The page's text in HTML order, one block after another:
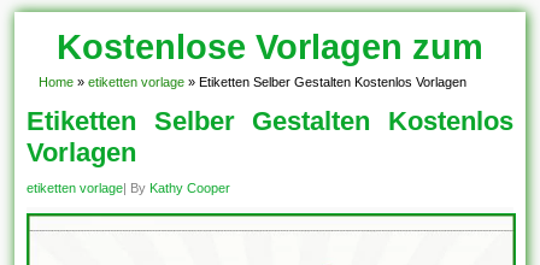
Kostenlose Vorlagen zum
Download!
Home » etiketten vorlage » Etiketten Selber Gestalten Kostenlos Vorlagen
Etiketten Selber Gestalten Kostenlos
Vorlagen
etiketten vorlage| By Kathy Cooper